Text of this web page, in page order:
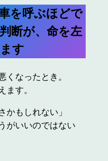
を呼ぶほどで
断が、命を左
す
なったとき。
す。
かもしれない」
がいいのではない